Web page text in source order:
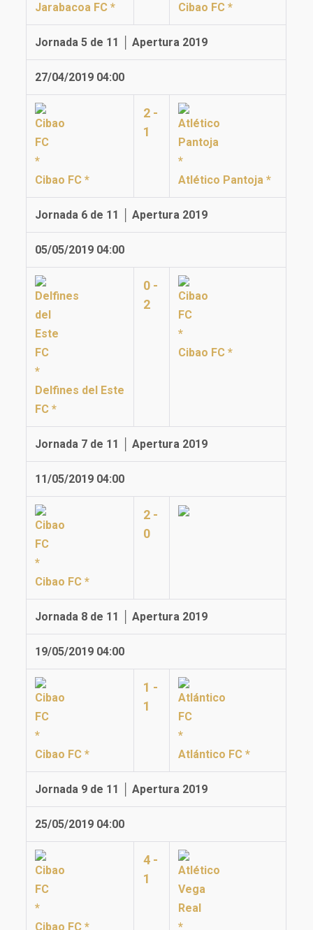
Jarabacoa FC * Cibao FC *
Jornada 5 de 11 │ Apertura 2019
27/04/2019 04:00
Cibao FC *
2 -
1
Atlético Pantoja *
Jornada 6 de 11 │ Apertura 2019
05/05/2019 04:00
Delfines del Este
FC *
0 -
2
Cibao FC *
Jornada 7 de 11 │ Apertura 2019
11/05/2019 04:00
Cibao FC *
2 -
0
Jornada 8 de 11 │ Apertura 2019
19/05/2019 04:00
Cibao FC *
1 -
1
Atlántico FC *
Jornada 9 de 11 │ Apertura 2019
25/05/2019 04:00
Cibao FC *
4 -
1